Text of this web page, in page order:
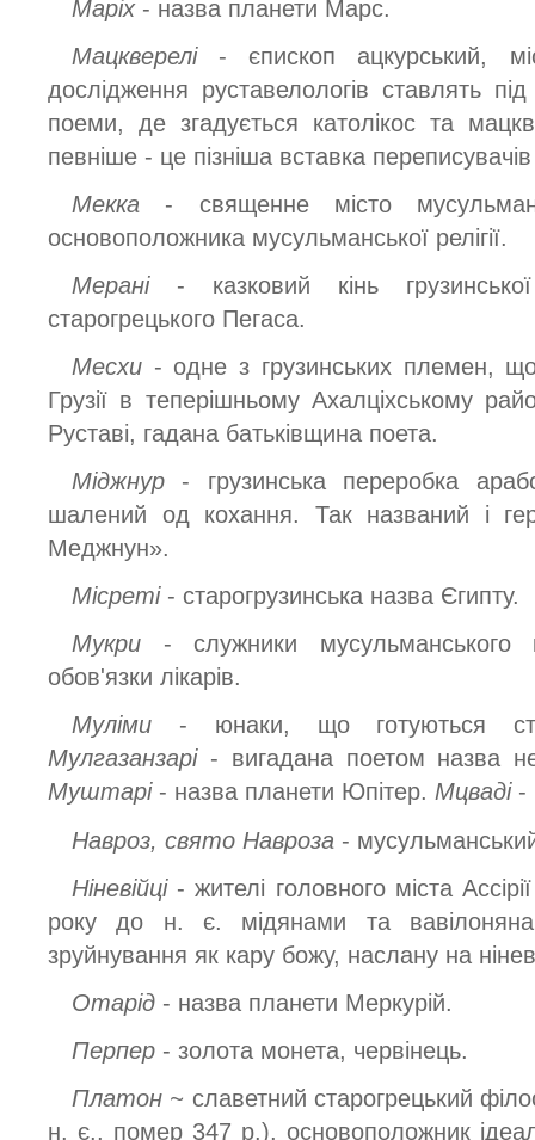
Маріх - назва планети Марс.
Мацкверелі - єпископ ацкурський,
дослідження руставелологів ставлять
поеми, де згадується католікос та
певніше - це пізніша вставка
Мекка - священне місто
основоположника мусульманської релігії.
Мерані - казковий кінь
старогрецького Пегаса.
Месхи - одне з грузинських племен,
Грузії в теперішньому Ахалціхському
Руставі, гадана батьківщина поета.
Міджнур - грузинська переробка
шалений од кохання. Так названий і
Меджнун».
Місреті - старогрузинська назва Єгипту.
Мукри - служники
обов'язки лікарів.
Муліми - юнаки, що готуються
Мулгазанзарі - вигадана поетом назва
Муштарі - назва планети Юпітер. Мцваді -
Навроз, свято Навроза -
Ніневійці - жителі головного міста
року до н. є. мідянами та
зруйнування як кару божу, наслану на
Отарід - назва планети Меркурій.
Перпер - золота монета, червінець.
Платон ~ славетний старогрецький
н. є., помер 347 р.), основоположник